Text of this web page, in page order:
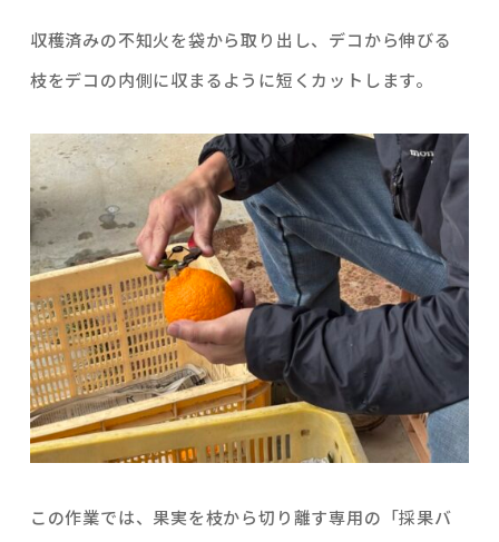
収穫済みの不知火を袋から取り出し、デコから伸びる
枝をデコの内側に収まるように短くカットします。
この作業では、果実を枝から切り離す専用の「採果バ